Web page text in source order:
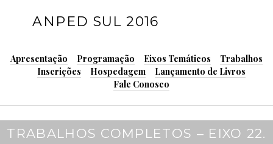
r
a
ANPED SUL 2016
Apresentação Programação Eixos Temáticos
Trabalhos
Inscrições
Hospedagem
Lançamento de Livros
Fale Conosco
TRABALHOS COMPLETOS – EIXO 22.